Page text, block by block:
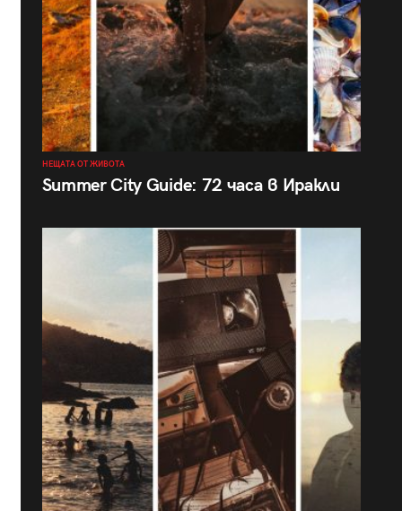
НЕЩАТА ОТ ЖИВОТА
Summer City Guide: 72 часа в Иракли